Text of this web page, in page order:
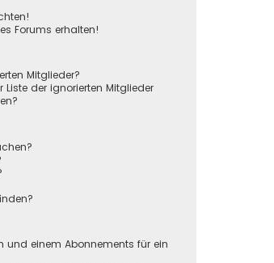
Forums erhalten!
Mitglieder?
Liste der ignorierten Mitglieder
und einem Abonnements für ein